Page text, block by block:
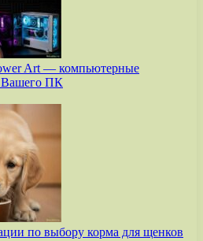
Art — компьютерные
Вашего ПК
по выбору корма для щенков